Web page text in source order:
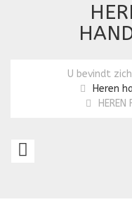
U bevindt
Heren
HEREN